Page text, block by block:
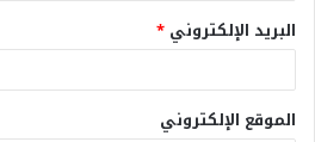
البريد الإلكتروني *
الموقع الإلكتروني